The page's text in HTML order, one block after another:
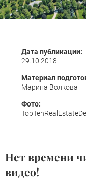
Дата публикации:
29.10.2018
Материал
Марина Волкова
Фото:
Нет времени
видео!